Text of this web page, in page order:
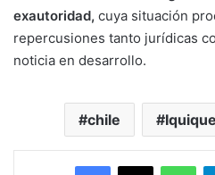
exautoridad, cuya situación
repercusiones tanto jurídicas
noticia en desarrollo.
chile Iquique
Facebook
X